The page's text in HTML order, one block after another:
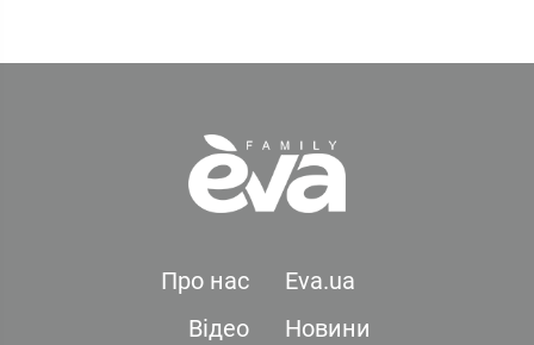
Про нас
Eva.ua
Відео
Новини